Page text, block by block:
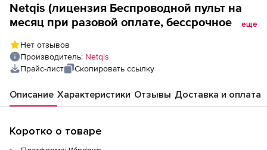
Netqis (лицензия Беcпроводной пульт на
месяц при разовой оплате, бессрочное ),
еще
Нет отзывов
Производитель: Netqis
Прайс-лист
Скопировать ссылку
Описание Характеристики Отзывы Доставка и оплата
Коротко о товаре